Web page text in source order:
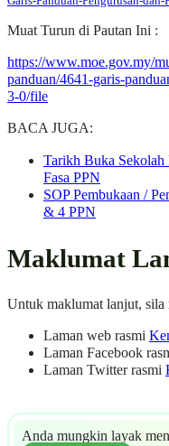
Muat Turun di Pautan Ini :
https://www.moe.gov.my/
panduan/4641-garis-
3-0/file
BACA JUGA:
Tarikh Buka
Fasa PPN
SOP Pembukaan /
& 4 PPN
Maklumat
Untuk maklumat lanjut, sila
Laman web rasmi
Laman Facebook
Laman Twitter rasmi
Anda mungkin layak